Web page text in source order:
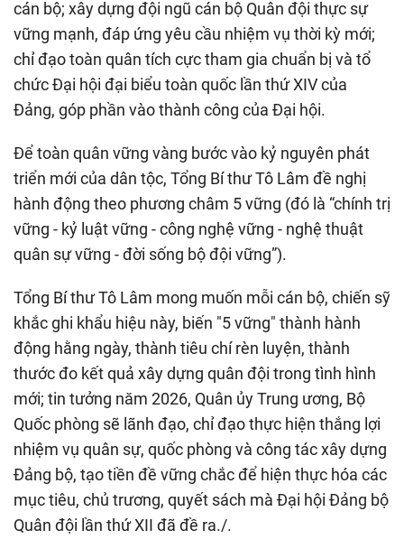
cán bộ; xây dựng đội ngũ cán bộ Quân đội thực sự
vững mạnh, đáp ứng yêu cầu nhiệm vụ thời kỳ mới;
chỉ đạo toàn quân tích cực tham gia chuẩn bị và tổ
chức Đại hội đại biểu toàn quốc lần thứ XIV của
Đảng, góp phần vào thành công của Đại hội.
Để toàn quân vững vàng bước vào kỷ nguyên phát
triển mới của dân tộc, Tổng Bí thư Tô Lâm đề nghị
hành động theo phương châm 5 vững (đó là “chính trị
vững - kỷ luật vững - công nghệ vững - nghệ thuật
quân sự vững - đời sống bộ đội vững”).
Tổng Bí thư Tô Lâm mong muốn mỗi cán bộ, chiến sỹ
khắc ghi khẩu hiệu này, biến "5 vững" thành hành
động hằng ngày, thành tiêu chí rèn luyện, thành
thước đo kết quả xây dựng quân đội trong tình hình
mới; tin tưởng năm 2026, Quân ủy Trung ương, Bộ
Quốc phòng sẽ lãnh đạo, chỉ đạo thực hiện thắng lợi
nhiệm vụ quân sự, quốc phòng và công tác xây dựng
Đảng bộ, tạo tiền đề vững chắc để hiện thực hóa các
mục tiêu, chủ trương, quyết sách mà Đại hội Đảng bộ
Quân đội lần thứ XII đã đề ra./.